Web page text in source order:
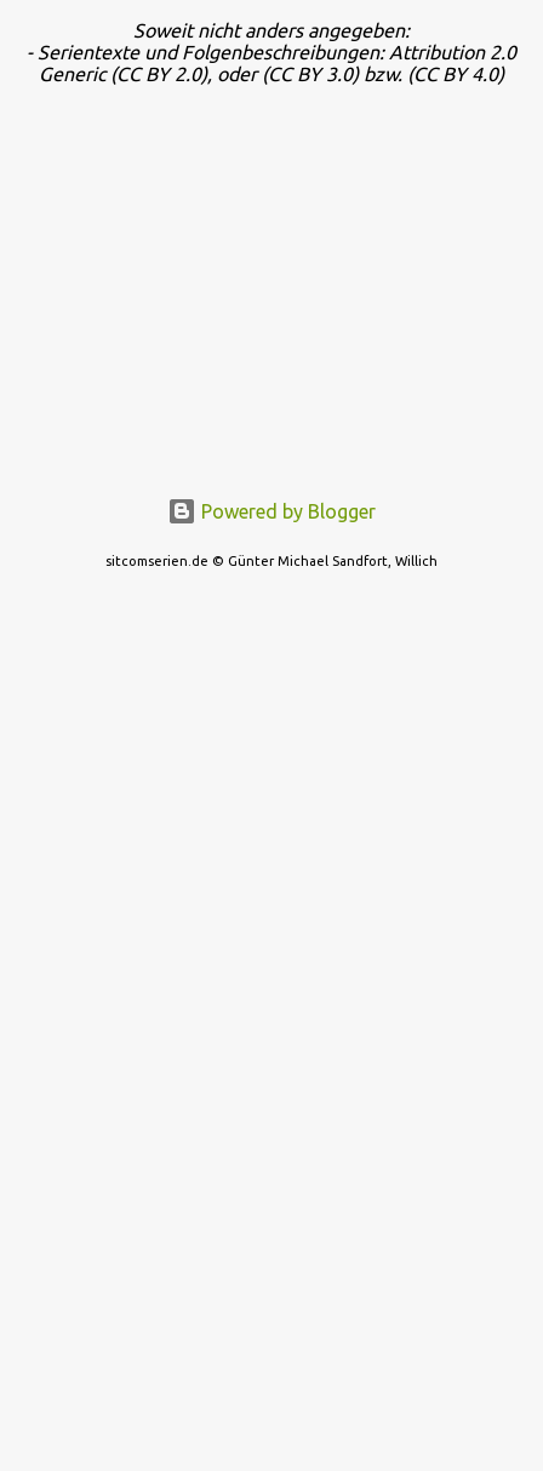
Soweit nicht anders angegeben:
- Serientexte und Folgenbeschreibungen: Attribution 2.0
Generic (CC BY 2.0), oder (CC BY 3.0) bzw. (CC BY 4.0)
Powered by Blogger
sitcomserien.de © Günter Michael Sandfort, Willich